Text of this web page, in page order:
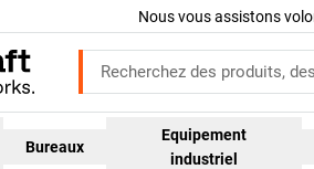
Nous vous assistons
Bureaux
Equipement
industriel